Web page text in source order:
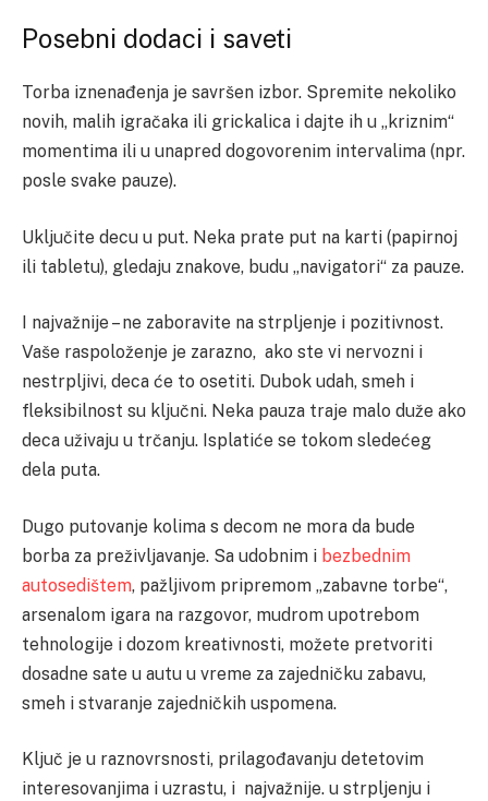
Posebni dodaci i saveti
Torba iznenađenja je savršen izbor. Spremite nekoliko
novih, malih igračaka ili grickalica i dajte ih u „kriznim“
momentima ili u unapred dogovorenim intervalima (npr.
posle svake pauze).
Uključite decu u put. Neka prate put na karti (papirnoj
ili tabletu), gledaju znakove, budu „navigatori“ za pauze.
I najvažnije – ne zaboravite na strpljenje i pozitivnost.
Vaše raspoloženje je zarazno, ako ste vi nervozni i
nestrpljivi, deca će to osetiti. Dubok udah, smeh i
fleksibilnost su ključni. Neka pauza traje malo duže ako
deca uživaju u trčanju. Isplatiće se tokom sledećeg
dela puta.
Dugo putovanje kolima s decom ne mora da bude
borba za preživljavanje. Sa udobnim i bezbednim
autosedištem, pažljivom pripremom „zabavne torbe“,
arsenalom igara na razgovor, mudrom upotrebom
tehnologije i dozom kreativnosti, možete pretvoriti
dosadne sate u autu u vreme za zajedničku zabavu,
smeh i stvaranje zajedničkih uspomena.
Ključ je u raznovrsnosti, prilagođavanju detetovim
interesovanjima i uzrastu, i najvažnije. u strpljenju i